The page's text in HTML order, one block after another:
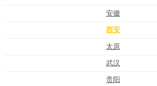
安徽
西安
太原
武汉
贵阳